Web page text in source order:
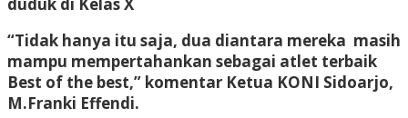
“Tidak hanya itu saja, dua diantara mereka masih
mampu mempertahankan sebagai atlet terbaik
Best of the best,” komentar Ketua KONI Sidoarjo,
M.Franki Effendi.